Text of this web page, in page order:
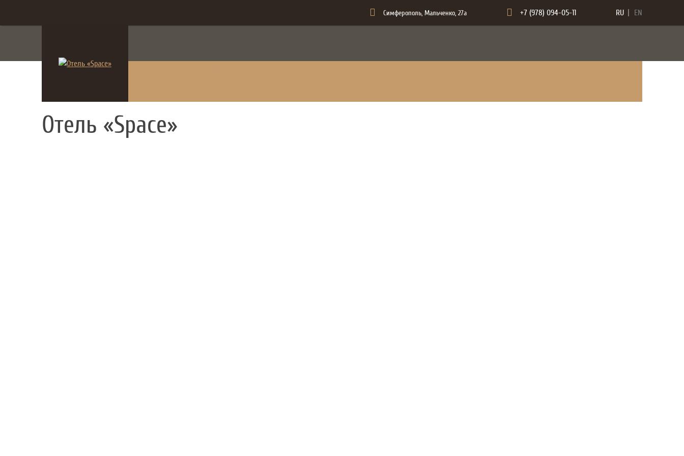
Симферополь, Мальченко, 27а +7 (978) 094-05-11 RU EN
Отель «Space»